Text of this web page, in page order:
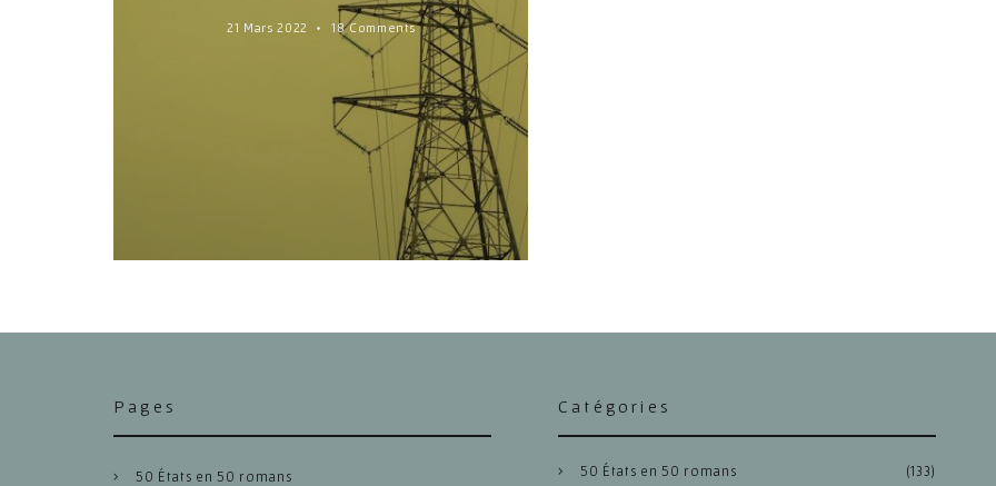
21 Mars 2022 18 Comments
Pages
50 États en 50 romans
Catégories
50 États en 50 romans (133)